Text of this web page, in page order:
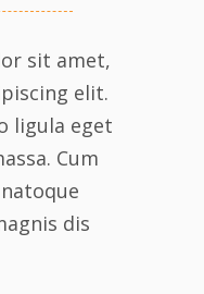
sit amet,
elit.
ligula eget
Cum
dis